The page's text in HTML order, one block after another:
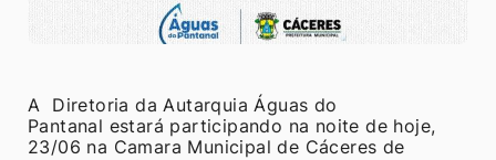
A Diretoria da Autarquia Águas do
Pantanal estará participando na noite de hoje,
23/06 na Camara Municipal de Cáceres de